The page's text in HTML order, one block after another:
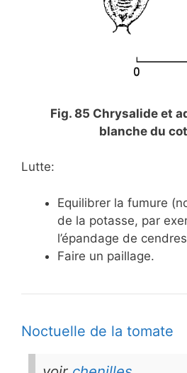
Fig. 85 Chrysalide et
blanche du
Lutte:
Equilibrer la fumure
de la potasse, par
l’épandage de
Faire un paillage.
Noctuelle de la tomate